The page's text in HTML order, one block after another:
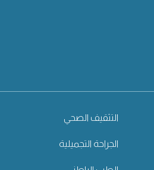
التثقيف الصحي
الجراحة التجميلية